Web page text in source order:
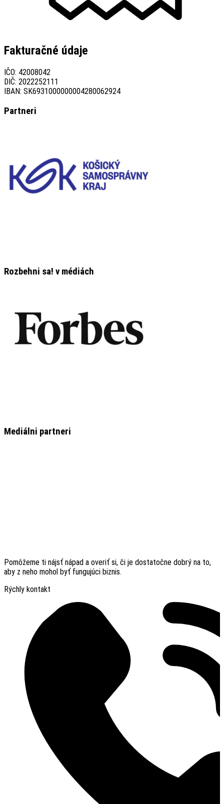
Fakturačné údaje
IČO: 42008042
DIČ: 2022252111
IBAN: SK6931000000004280062924
Partneri
Rozbehni sa! v médiách
Mediálni partneri
Pomôžeme ti nájsť nápad a overiť si, či je dostatočne dobrý na to,
aby z neho mohol byť fungujúci biznis.
Rýchly kontakt